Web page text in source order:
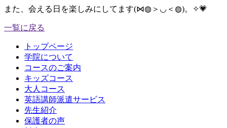
また、会える日を楽しみにしてます(⋈◍＞◡＜◍)。✧💗
一覧に戻る
トップページ
学院について
コースのご案内
キッズコース
大人コース
英語講師派遣サービス
先生紹介
保護者の声